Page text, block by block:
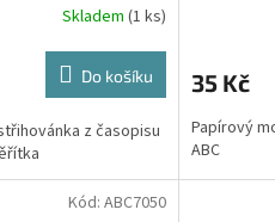
Skladem (1 ks)
Do košíku
z časopisu
35 Kč
Papírový
ABC
Kód: ABC7050